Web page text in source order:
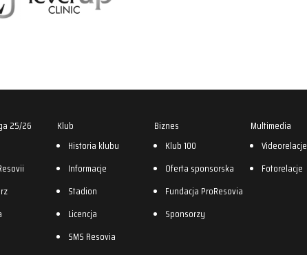
25/26
Klub
Historia klubu
Informacje
Stadion
Licencja
SMS Resovia
Biznes
Klub 100
Oferta sponsorska
Fundacja ProResovia
Sponsorzy
Multimedia
Videorelacje
Fotorelacje